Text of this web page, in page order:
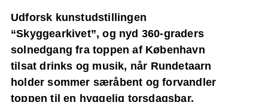
Udforsk kunstudstillingen
“Skyggearkivet”, og nyd 360-graders
solnedgang fra toppen af København
tilsat drinks og musik, når Rundetaarn
holder sommer særåbent og forvandler
toppen til en hyggelig torsdagsbar.